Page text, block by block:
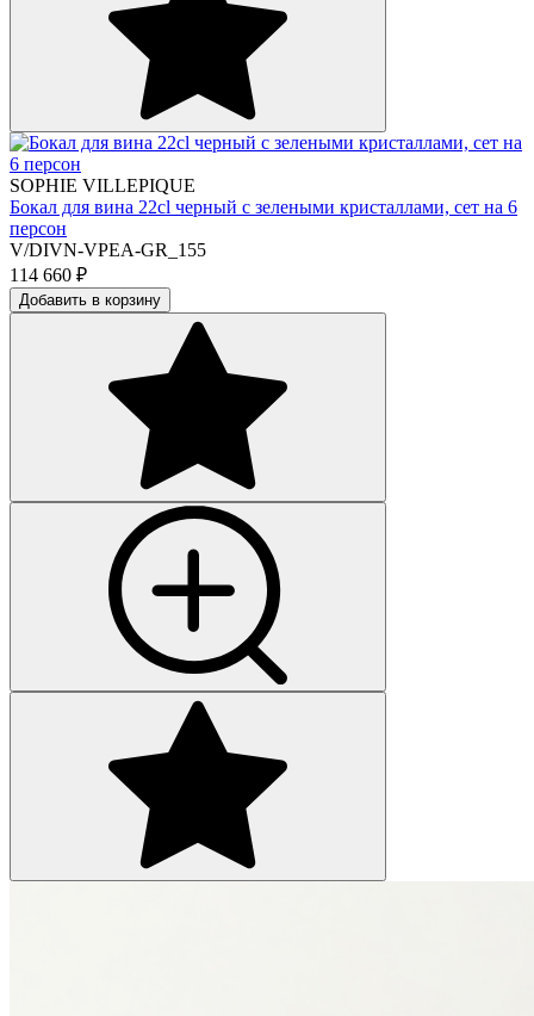
SOPHIE VILLEPIQUE
Бокал для вина 22cl черный с зелеными кристаллами, сет на 6
персон
V/DIVN-VPEA-GR_155
114 660 ₽
Добавить в корзину